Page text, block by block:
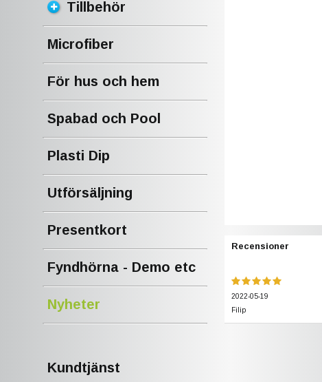
Tillbehör
Microfiber
För hus och hem
Spabad och Pool
Plasti Dip
Utförsäljning
Presentkort
Fyndhörna - Demo etc
Nyheter
Kundtjänst
Recensioner
2022-05-19
Filip